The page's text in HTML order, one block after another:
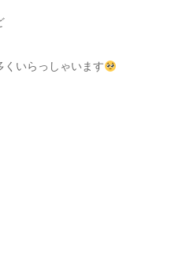
くいらっしゃいます